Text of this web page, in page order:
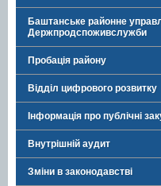
Баштанське районне
Держпродспоживслужби
Пробація району
Відділ цифрового розвитку
Інформація про публічні
Внутрішній аудит
Зміни в законодавстві